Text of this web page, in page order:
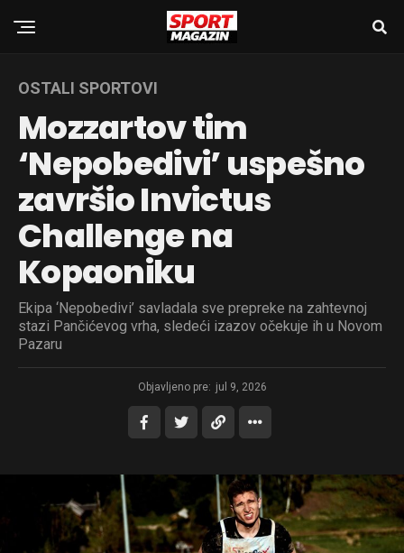
OSTALI SPORTOVI
Mozzartov tim
‘Nepobedivi’ uspešno
završio Invictus
Challenge na
Kopaoniku
Ekipa ‘Nepobedivi’ savladala sve prepreke na zahtevnoj
stazi Pančićevog vrha, sledeći izazov očekuje ih u Novom
Pazaru
Objavljeno pre: jul 9, 2026